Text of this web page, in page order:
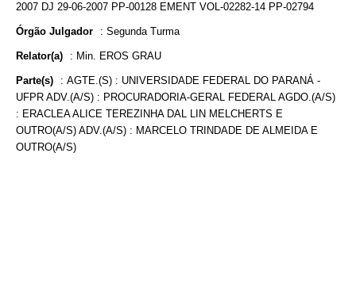
2007 DJ 29-06-2007 PP-00128 EMENT VOL-02282-14 PP-02794
Órgão Julgador : Segunda Turma
Relator(a) : Min. EROS GRAU
Parte(s) : AGTE.(S) : UNIVERSIDADE FEDERAL DO PARANÁ -
UFPR ADV.(A/S) : PROCURADORIA-GERAL FEDERAL AGDO.(A/S)
: ERACLEA ALICE TEREZINHA DAL LIN MELCHERTS E
OUTRO(A/S) ADV.(A/S) : MARCELO TRINDADE DE ALMEIDA E
OUTRO(A/S)